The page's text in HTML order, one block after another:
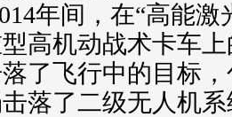
年间，在“高能激
高机动战术卡车
了飞行中的目标
落了二级无人机